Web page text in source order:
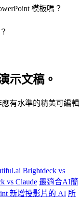
模板嗎？
示文稿。
有水準的精美可編輯
Brightdeck vs
vs Claude 最適合AI簡
新增投影片的 AI 所